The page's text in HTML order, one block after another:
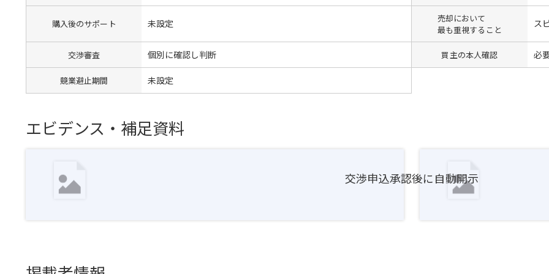
購入後のサポート 未設定
売却において
最も重視すること
ス
交渉審査 個別に確認し判断 買主の本人確認 必
競業避止期間 未設定
エビデンス・補足資料
交渉申込承認後に自動開示